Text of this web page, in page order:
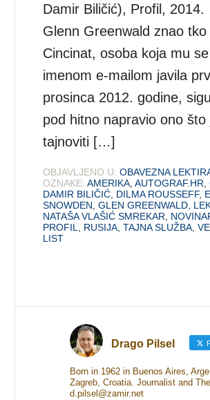
Damir Biličić), Profil,
Glenn Greenwald znao tko
Cincinat, osoba koja mu
imenom e-mailom javila
prosinca 2012. godine,
pod hitno napravio ono što
tajnoviti […]
OBJAVLJENO U: OBAVEZNA
OZNAKE: AMERIKA ,AUTOGRAF.HR ,
DAMIR BILIČIĆ DILMA ROUSSEFF,
SNOWDEN ,GLEN GREENWALD
NATAŠA VLAŠIĆ SMREKAR
PROFIL
RUSIJA ,TAJNA SLUŽBA ,
LIST
Drago Pilsel
Born in 1962 in Buenos Aires,
Zagreb, Croatia. Journalist and
d.pilsel@zamir.net